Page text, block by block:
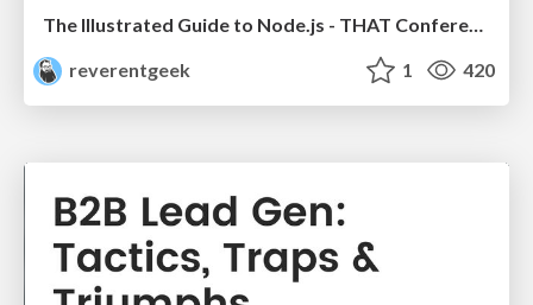
The Illustrated Guide to Node.js - THAT Conference 2024
reverentgeek
1 420